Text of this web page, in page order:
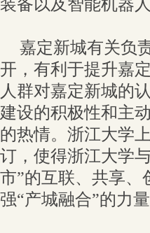
装备以及智能机器人
嘉定新城有关负
开，有利于提升嘉
人群对嘉定新城的
建设的积极性和主
的热情。浙江大学
订，使得浙江大学
市”的互联、共享、
强“产城融合”的力量